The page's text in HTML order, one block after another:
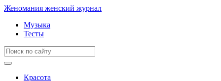
Женомания женский журнал
Музыка
Тесты
Красота